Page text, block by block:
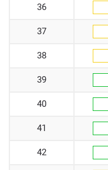
36
37
38
39
40
41
42